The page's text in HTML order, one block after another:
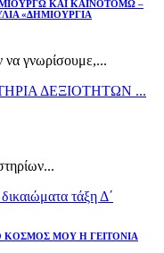
ΚΑΙ ΚΑΙΝΟΤΟΜΩ –
«ΔΗΜΙΟΥΡΓΙΑ
να γνωρίσουμε,...
ΔΕΞΙΟΤΗΤΩΝ ...
τάξη Δ΄
ΚΟΣΜΟΣ ΜΟΥ Η ΓΕΙΤΟΝΙΑ